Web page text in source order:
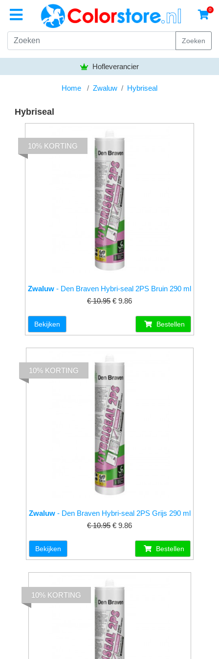
0
Zoeken
Hofleverancier
Home Zwaluw Hybriseal
Hybriseal
Zwaluw - Den Braven Hybri-seal 2PS Bruin 290 ml
€ 10.95 € 9.86
10% KORTING
Bekijken Bestellen
Zwaluw- Den Braven Hybri-seal 2PS Grijs 290 ml
€ 10.95 € 9.86
10% KORTING
Bekijken Bestellen
10% KORTING